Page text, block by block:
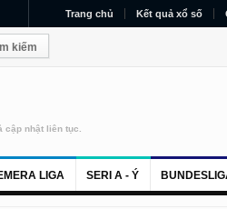
Trang chủ Kết quả xổ số
cập nhật liên tục.
LIGA SERI A - Ý